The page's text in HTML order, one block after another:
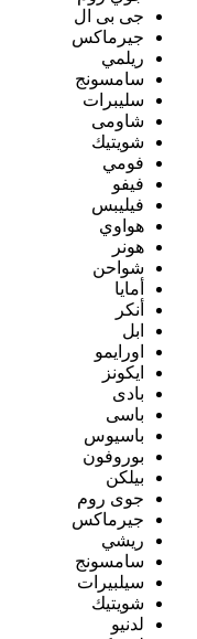
جى بى ال
جيرماكس
ريلمي
سامسونج
سليبرات
شاومى
شويتيك
فومي
فيفو
فيليبس
هواوي
هونر
شواحن
أمايا
أنكر
ابل
اورايمو
ايكونز
بادى
باسى
باسيوس
بوروفون
بيلكن
جوى روم
جيرماكس
ريشي
سامسونج
سيلبيرات
شويتيك
لدنيو